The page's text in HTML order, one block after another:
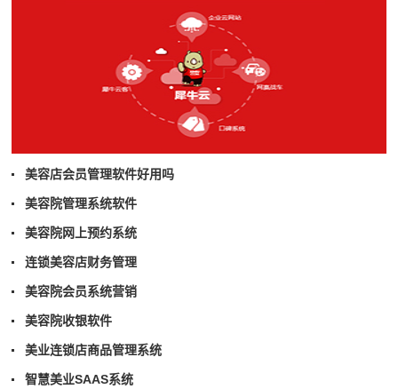
美容店会员管理软件好用吗
美容院管理系统软件
美容院网上预约系统
连锁美容店财务管理
美容院会员系统营销
美容院收银软件
美业连锁店商品管理系统
智慧美业SAAS系统